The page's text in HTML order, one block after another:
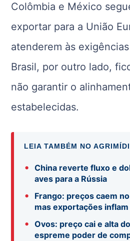
Colômbia e México
exportar para a União
atenderem às
Brasil, por outro lado,
não garantir o
estabelecidas.
LEIA TAMBÉM NO
•
China reverte fluxo e
aves para a Rússia
•
Frango: preços caem
mas exportações inflam
•
Ovos: preço cai e alta
espreme poder de